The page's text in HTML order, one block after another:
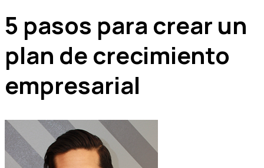
5 pasos para crear un
plan de crecimiento
empresarial